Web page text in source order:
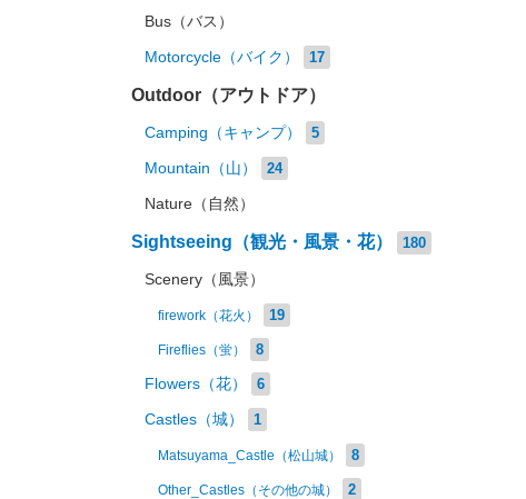
Bus（バス）
Motorcycle（バイク） 17
Outdoor（アウトドア）
Camping（キャンプ） 5
Mountain（山） 24
Nature（自然）
Sightseeing（観光・風景・花） 180
Scenery（風景）
firework（花火） 19
Fireflies（蛍） 8
Flowers（花） 6
Castles（城） 1
Matsuyama_Castle（松山城） 8
Other_Castles（その他の城） 2